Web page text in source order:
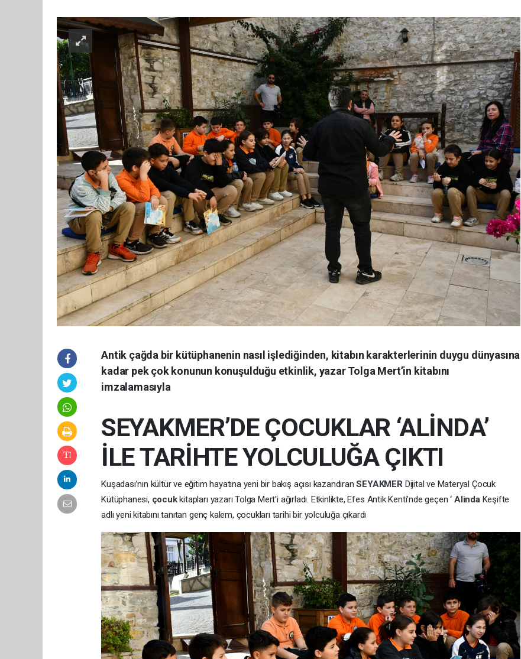
Antik çağda bir kütüphanenin nasıl işlediğinden, kitabın karakterlerinin duygu dünyasına
kadar pek çok konunun konuşulduğu etkinlik, yazar Tolga Mert’in kitabını
imzalamasıyla
SEYAKMER’DE ÇOCUKLAR ‘ALİNDA’
İLE TARİHTE YOLCULUĞA ÇIKTI
Kuşadası’nın kültür ve eğitim hayatına yeni bir bakış açısı kazandıranSEYAKMER Dijital ve Materyal Çocuk
Kütüphanesi, çocukkitapları yazarı Tolga Mert’i ağırladı. Etkinlikte, Efes Antik Kenti’nde geçen ‘ Alinda Keşifte
adlı yeni kitabını tanıtan genç kalem, çocukları tarihi bir yolculuğa çıkardı